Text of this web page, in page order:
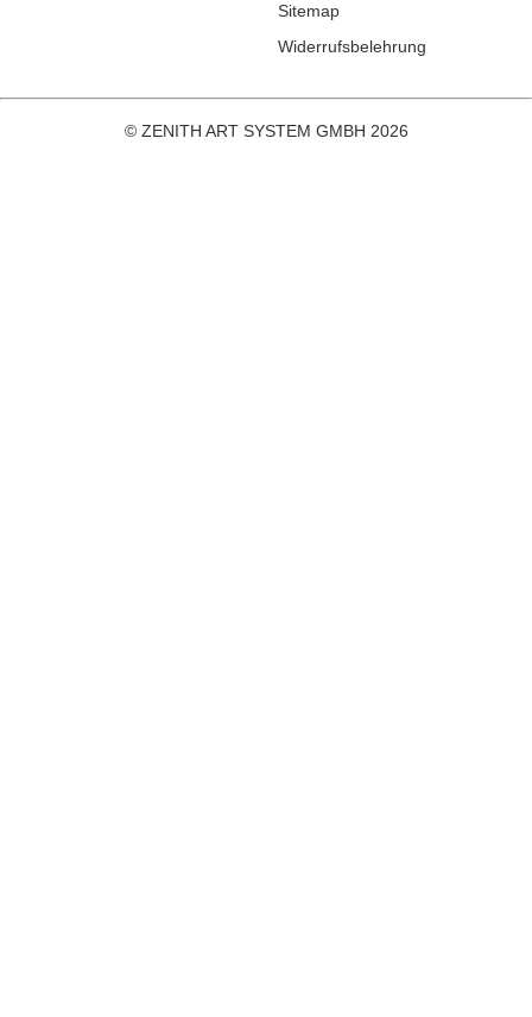
Sitemap
Widerrufsbelehrung
© ZENITH ART SYSTEM GMBH 2026